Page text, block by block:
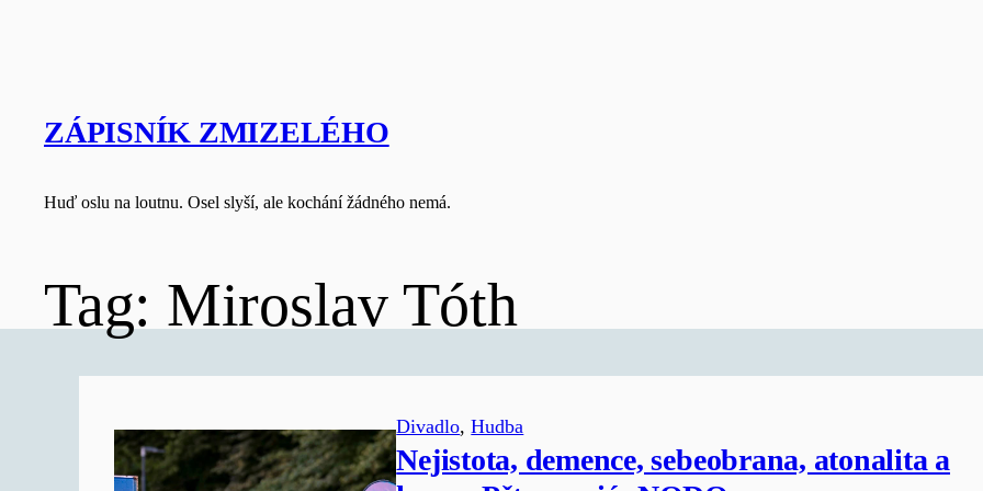
ZÁPISNÍK ZMIZELÉHO
Huď oslu na loutnu. Osel slyší, ale kochání žádného nemá.
Tag: Miroslav Tóth
Divadlo, Hudba
Nejistota, demence, sebeobrana, atonalita a